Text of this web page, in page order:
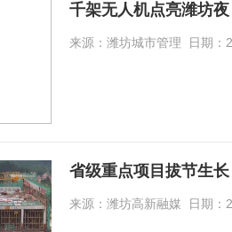
千架无人机点亮潍坊
来源：潍坊城市管理 日期：
省级重点项目拔节生
来源：潍坊高新融媒 日期：